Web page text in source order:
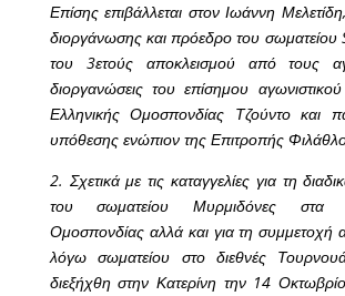
Επίσης επιβάλλεται στον Ιωάννη
διοργάνωσης και πρόεδρο του σωματείου
του 3ετούς αποκλεισμού από τους
διοργανώσεις του επίσημου
Ελληνικής Ομοσπονδίας Τζούντο και
υπόθεσης ενώπιον της Επιτροπής
2. Σχετικά με τις καταγγελίες για τη
του σωματείου Μυρμιδόνες στα
Ομοσπονδίας αλλά και για τη συμμετοχή
λόγω σωματείου στο διεθνές
διεξήχθη στην Κατερίνη την 14